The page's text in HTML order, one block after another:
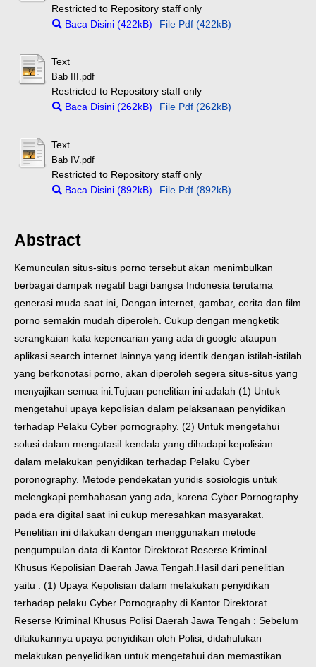
Restricted to Repository staff only
Baca Disini (422kB)
File Pdf (422kB)
Text
Bab III.pdf
Restricted to Repository staff only
Baca Disini (262kB)
File Pdf (262kB)
Text
Bab IV.pdf
Restricted to Repository staff only
Baca Disini (892kB)
File Pdf (892kB)
Abstract
Kemunculan situs-situs porno tersebut akan menimbulkan
berbagai dampak negatif bagi bangsa Indonesia terutama
generasi muda saat ini, Dengan internet, gambar, cerita dan film
porno semakin mudah diperoleh. Cukup dengan mengketik
serangkaian kata kepencarian yang ada di google ataupun
aplikasi search internet lainnya yang identik dengan istilah-istilah
yang berkonotasi porno, akan diperoleh segera situs-situs yang
menyajikan semua ini.Tujuan penelitian ini adalah (1) Untuk
mengetahui upaya kepolisian dalam pelaksanaan penyidikan
terhadap Pelaku Cyber pornography. (2) Untuk mengetahui
solusi dalam mengatasiI kendala yang dihadapi kepolisian
dalam melakukan penyidikan terhadap Pelaku Cyber
poronography. Metode pendekatan yuridis sosiologis untuk
melengkapi pembahasan yang ada, karena Cyber Pornography
pada era digital saat ini cukup meresahkan masyarakat.
Penelitian ini dilakukan dengan menggunakan metode
pengumpulan data di Kantor Direktorat Reserse Kriminal
Khusus Kepolisian Daerah Jawa Tengah. Hasil dari penelitian
yaitu : (1) Upaya Kepolisian dalam melakukan penyidikan
terhadap pelaku Cyber Pornography di Kantor Direktorat
Reserse Kriminal Khusus Polisi Daerah Jawa Tengah : Sebelum
dilakukannya upaya penyidikan oleh Polisi, didahulukan
melakukan penyelidikan untuk mengetahui dan memastikan